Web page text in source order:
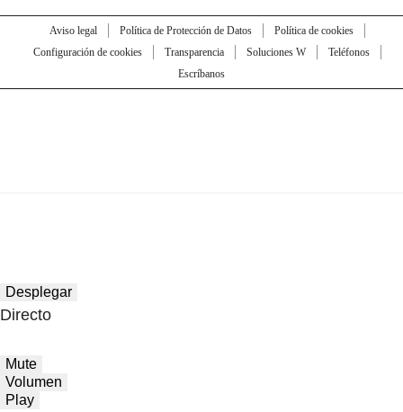
Aviso legal Política de Protección de Datos
Política de cookies
Configuración de cookies
Transparencia Soluciones W
Teléfonos
Escríbanos
Desplegar
Directo
Mute
Volumen
Play